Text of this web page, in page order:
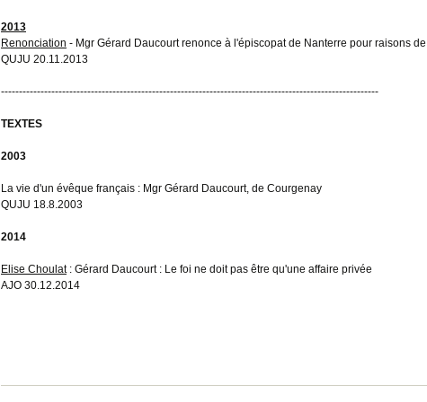
2013
Renonciation - Mgr Gérard Daucourt renonce à l'épiscopat de Nanterre pour raisons
QUJU 20.11.2013
---------------------------------------------------------------------------------------------------------
TEXTES
2003
La vie d'un évêque français : Mgr Gérard Daucourt, de Courgenay
QUJU 18.8.2003
2014
Elise Choulat: Gérard Daucourt : Le foi ne doit pas être qu'une affaire privée
AJO 30.12.2014